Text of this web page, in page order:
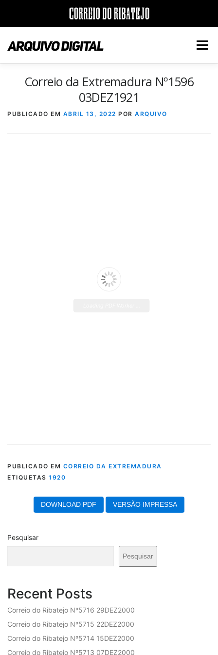
para
conteúdo
Menu
INÍCIO JORNAIS DÉCADAS
VERSÃO PDF E IMPRESSÃO
Correio da Extremadura Nº1596
03DEZ1921
PUBLICADO EM ABRIL 13, 2022 POR ARQUIVO
PUBLICADO EM CORREIO DA EXTREMADURA
ETIQUETAS 1920
DOWNLOAD PDF VERSÃO IMPRESSA
Pesquisar
Pesquisar
Recent Posts
Correio do Ribatejo Nº5716 29DEZ2000
Correio do Ribatejo Nº5715 22DEZ2000
Correio do Ribatejo Nº5714 15DEZ2000
Correio do Ribatejo Nº5713 07DEZ2000